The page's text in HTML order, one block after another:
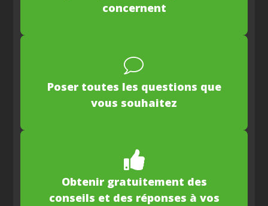
concernent
Poser toutes les questions que
vous souhaitez
Obtenir gratuitement des
conseils et des réponses à vos